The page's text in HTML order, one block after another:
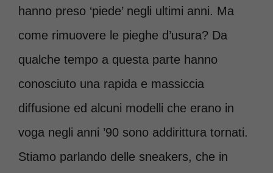
hanno preso ‘piede’ negli ultimi anni. Ma
come rimuovere le pieghe d’usura? Da
qualche tempo a questa parte hanno
conosciuto una rapida e massiccia
diffusione ed alcuni modelli che erano in
voga negli anni ’90 sono addirittura tornati.
Stiamo parlando delle sneakers, che in